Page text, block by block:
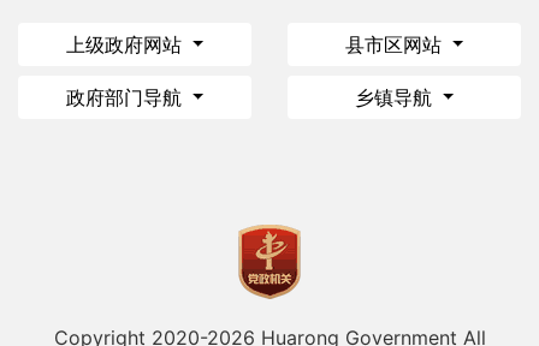
上级政府网站 县市区网站
政府部门导航 乡镇导航
Copyright 2020-2026 Huarong Government All